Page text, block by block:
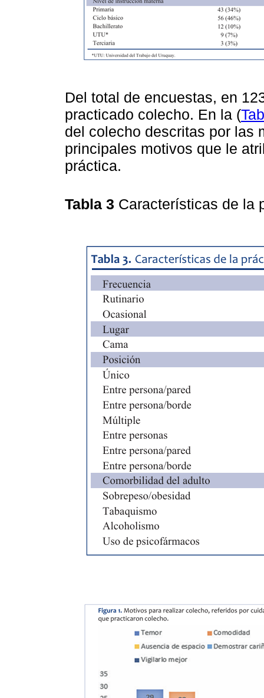
Del total de encuestas, en
practicado colecho. En la (
del colecho descritas por las
principales motivos que le
práctica.
Tabla 3 Características de la